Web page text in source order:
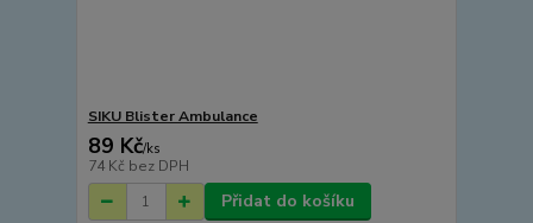
SIKU Blister Ambulance
89 Kč/ks
74 Kč bez DPH
Přidat do košíku